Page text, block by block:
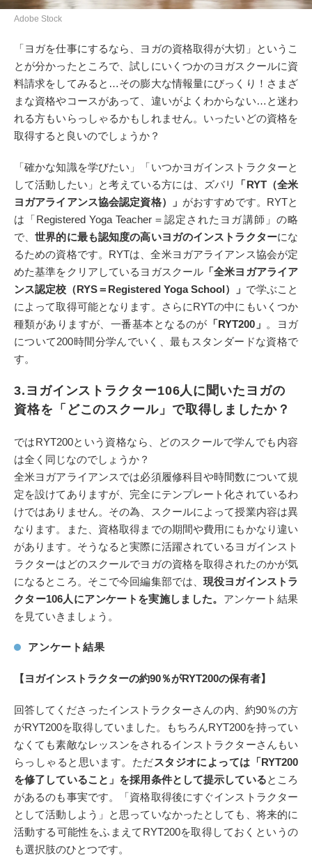
Adobe Stock
「ヨガを仕事にするなら、ヨガの資格取得が大切」というこ
とが分かったところで、試しにいくつかのヨガスクールに資
料請求をしてみると…その膨大な情報量にびっくり！さまざ
まな資格やコースがあって、違いがよくわからない…と迷わ
れる方もいらっしゃるかもしれません。いったいどの資格を
取得すると良いのでしょうか？
「確かな知識を学びたい」「いつかヨガインストラクターと
して活動したい」と考えている方には、ズバリ
「RYT（全米
ヨガアライアンス協会認定資格）」 がおすすめです。RYTと
は「Registered Yoga Teacher＝認定されたヨガ講師」の略
で、世界的に最も認知度の高いヨガのインストラクターにな
るための資格です。RYTは、全米ヨガアライアンス協会が定
めた基準をクリアしているヨガスクール 「全米ヨガアライア
ンス認定校（RYS＝Registered Yoga School）」 で学ぶこと
によって取得可能となります。さらにRYTの中にもいくつか
種類がありますが、一番基本となるのが 「RYT200」 。ヨガ
について200時間分学んでいく、最もスタンダードな資格で
す。
3.ヨガインストラクター106人に聞いたヨガの
資格を「どこのスクール」で取得しましたか？
ではRYT200という資格なら、どのスクールで学んでも内容
は全く同じなのでしょうか？
全米ヨガアライアンスでは必須履修科目や時間数について規
定を設けてありますが、完全にテンプレート化されているわ
けではありません。その為、スクールによって授業内容は異
なります。また、資格取得までの期間や費用にもかなり違い
があります。そうなると実際に活躍されているヨガインスト
ラクターはどのスクールでヨガの資格を取得されたのかが気
になるところ。そこで今回編集部では、現役ヨガインストラ
クター106人にアンケートを実施しました。 アンケート結果
を見ていきましょう。
アンケート結果
【ヨガインストラクターの約90％がRYT200の保有者】
回答してくださったインストラクターさんの内、約90％の方
がRYT200を取得していました。もちろんRYT200を持ってい
なくても素敵なレッスンをされるインストラクターさんもい
らっしゃると思います。ただスタジオによっては「RYT200
を修了していること」を採用条件として提示しているところ
があるのも事実です。「資格取得後にすぐインストラクター
として活動しよう」と思っていなかったとしても、将来的に
活動する可能性をふまえてRYT200を取得しておくというの
も選択肢のひとつです。